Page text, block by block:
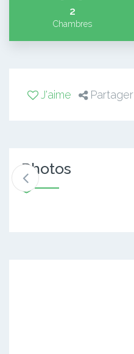
2
Chambres
J'aime Partager
Photos